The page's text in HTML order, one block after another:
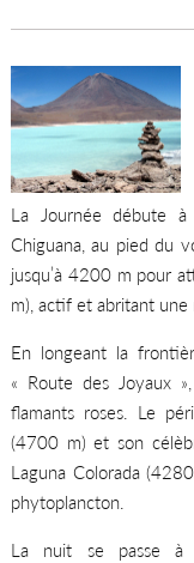
La Journée débute
Chiguana, au pied du
jusqu’à 4200 m pour
m), actif et abritant une
En longeant la
« Route des Joyaux
flamants roses. Le
(4700 m) et son
Laguna Colorada
phytoplancton.
La nuit se passe à